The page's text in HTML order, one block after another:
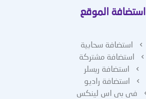
استضافة الموقع
استضافة سحابية
استضافة مشتركة
استضافة ريسلر
استضافة راديو
فى بى اس لينكس